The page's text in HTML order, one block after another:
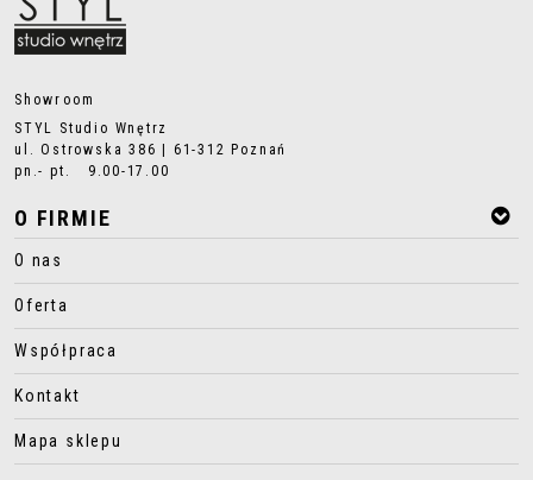
Showroom
STYL Studio Wnętrz
ul. Ostrowska 386 | 61-312 Poznań
pn.- pt. 9.00-17.00
O FIRMIE
O nas
Oferta
Współpraca
Kontakt
Mapa sklepu